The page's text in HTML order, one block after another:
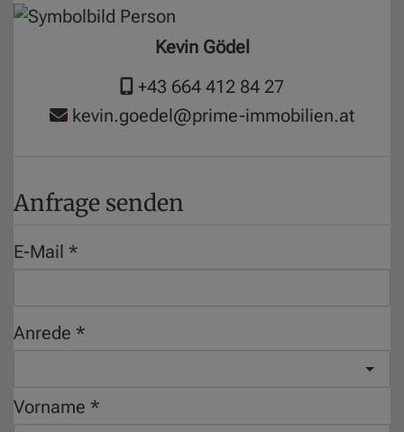
Kevin Gödel
+43 664 412 84 27
kevin.goedel@prime-immobilien.at
Anfrage senden
E-Mail
Anrede
Vorname